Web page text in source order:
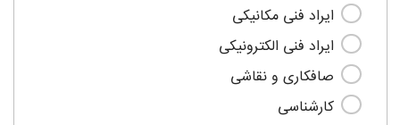
ایراد فنی مکانیکی
ایراد فنی الکترونیکی
صافکاری و نقاشی
کارشناسی